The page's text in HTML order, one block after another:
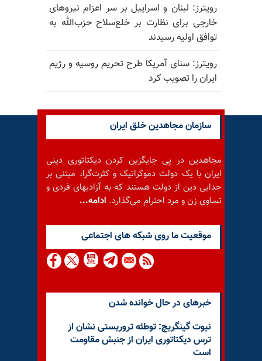
رویترز: لبنان و اسراییل بر سر اعزام نیروهای
خارجی برای نظارت بر خلع‌سلاح حزب‌الله به
توافق اولیه رسیدند
رویترز: سنای آمریکا طرح تحریم روسیه و رژیم
ایران را تصویب کرد
سازمان مجاهدین خلق ایران
مجاهدین در پی جایگزین کردن دیکتاتوری دینی
ایران با یک دولت دموکراتیک و کثرت‌گرا، مبتنی بر
جدایی دین از دولت هستند که به آزادیهای فردی و
تساوی زن و مرد احترام می‌گذارد. ادامه...
موقعيت ما روى شبكه هاى اجتماعى
خبرهای در حال خوانده شدن
نیوت گینگریچ:‌ توطئه تروریستی نشان از
ترس دیکتاتوری ایران از جنبش مقاومت
است